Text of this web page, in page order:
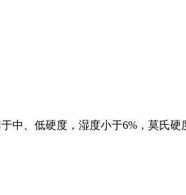
中、低硬度，湿度小于6%，莫氏